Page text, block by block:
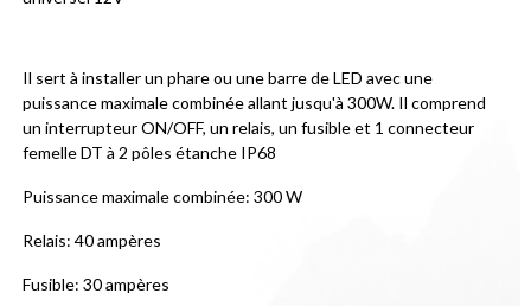
Il sert à installer un phare ou une barre de LED avec une
puissance maximale combinée allant jusqu'à 300W. Il comprend
un interrupteur ON/OFF, un relais, un fusible et 1 connecteur
femelle DT à 2 pôles étanche IP68
Puissance maximale combinée: 300 W
Relais: 40 ampères
Fusible: 30 ampères